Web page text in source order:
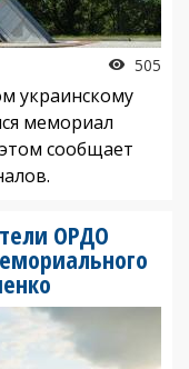
505
украинскому
мемориал
сообщает
ОРДО